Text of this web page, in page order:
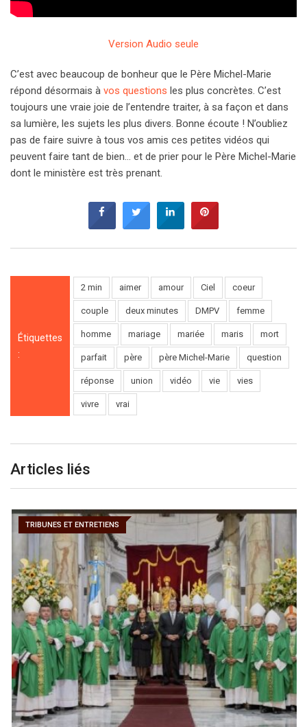
Version Audio seule
C’est avec beaucoup de bonheur que le Père Michel-Marie
répond désormais à vos questions les plus concrètes. C’est
toujours une vraie joie de l’entendre traiter, à sa façon et dans
sa lumière, les sujets les plus divers. Bonne écoute ! N’oubliez
pas de faire suivre à tous vos amis ces petites vidéos qui
peuvent faire tant de bien… et de prier pour le Père Michel-Marie
dont le ministère est très prenant.
Étiquettes
:
2 min aimer amour Ciel coeur
couple deux minutes DMPV femme
homme mariage mariée maris mort
parfait père père Michel-Marie question
réponse union vidéo vie vies
vivre vrai
Articles liés
TRIBUNES ET ENTRETIENS